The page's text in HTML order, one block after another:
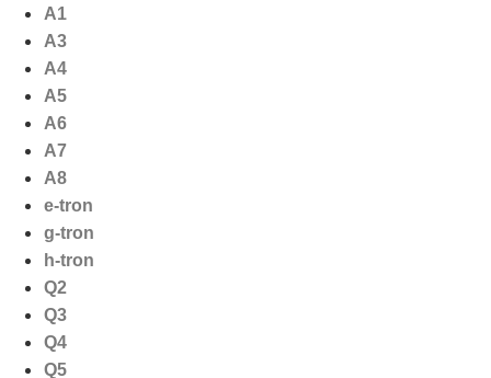
naar
inhoud
A1
A3
A4
A5
A6
A7
A8
e-tron
g-tron
h-tron
Q2
Q3
Q4
Q5